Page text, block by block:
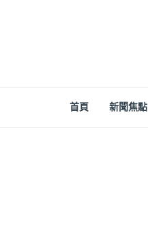
首頁 新聞焦點